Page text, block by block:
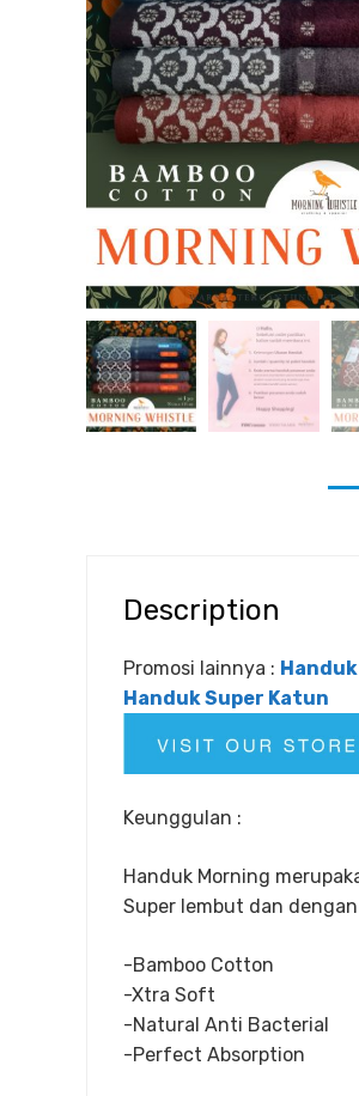
Description
Promosi lainnya :
Handuk Super Katun
Keunggulan :
Handuk Morning
Super lembut dan
-Bamboo Cotton
-Xtra Soft
-Natural Anti Bacterial
-Perfect Absorption